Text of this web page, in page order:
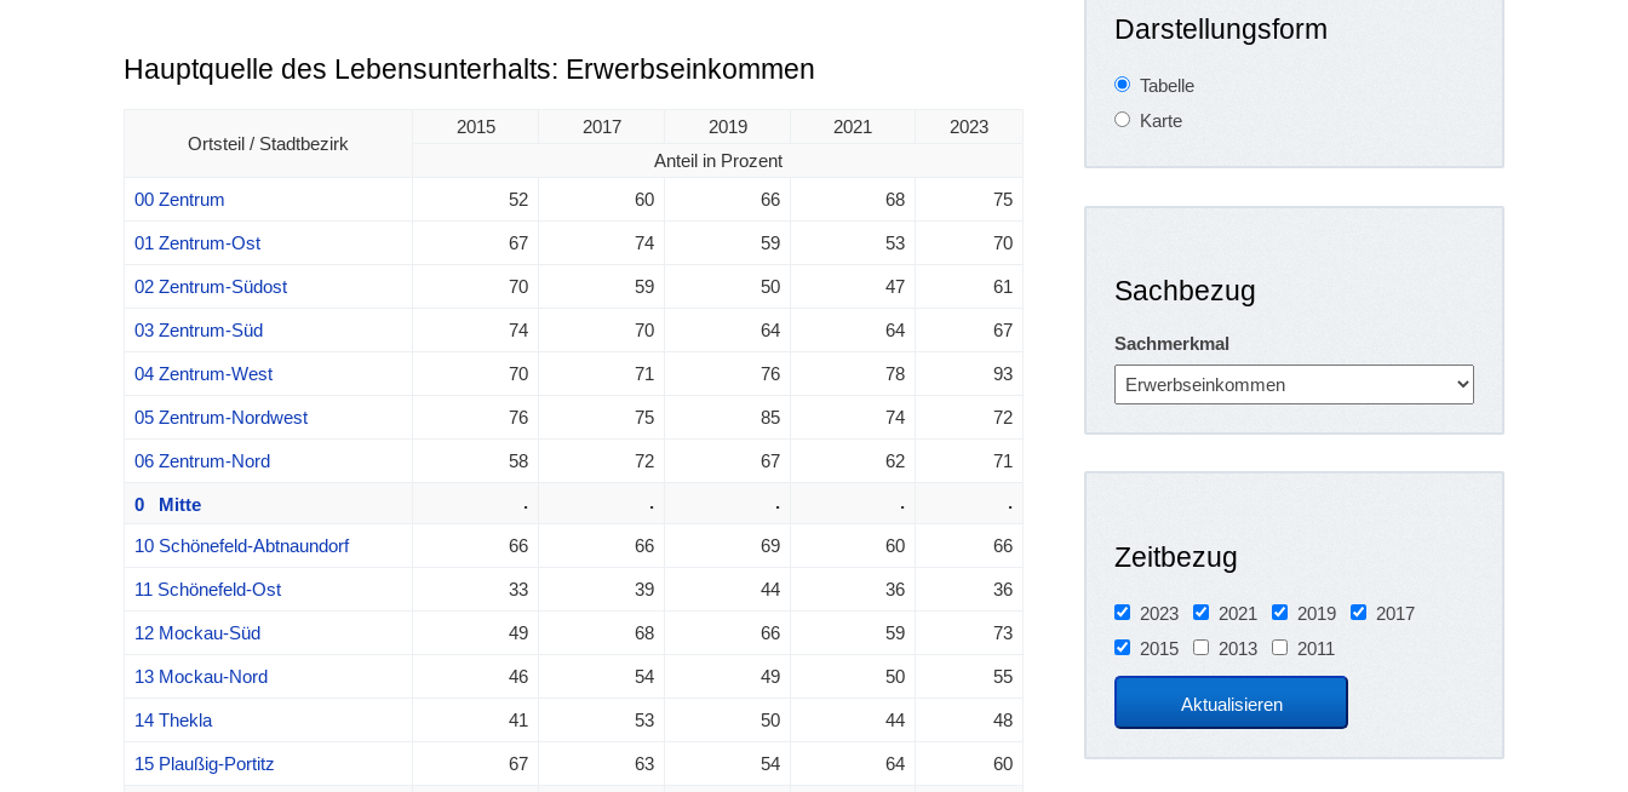
Hauptquelle des Lebensunterhalts: Erwerbseinkommen
Ortsteil / Stadtbezirk
2015 2017 2019 2021
2023
Anteil in Prozent
00 Zentrum
52 60 66 68 75
01 Zentrum-Ost 67 74 59 53 70
02 Zentrum-Südost 70 59 50 47 61
03 Zentrum-Süd 74 70 64 64 67
04 Zentrum-West 70 71 76 78 93
05 Zentrum-Nordwest 76 75 85 74 72
06 Zentrum-Nord 58 72 67 62 71
0 Mitte . . . . .
10 Schönefeld-Abtnaundorf 66 66 69 60 66
11 Schönefeld-Ost 33 39 44 36 36
12 Mockau-Süd 49 68 66 59 73
13 Mockau-Nord 46 54 49 50 55
14 Thekla 41 53 50 44 48
15 Plaußig-Portitz 67 63 54 64 60
Darstellungsform
Tabelle
Karte
Sachbezug
Sachmerkmal
Zeitbezug
2023 2021 2019
2017
2015
2013 2011